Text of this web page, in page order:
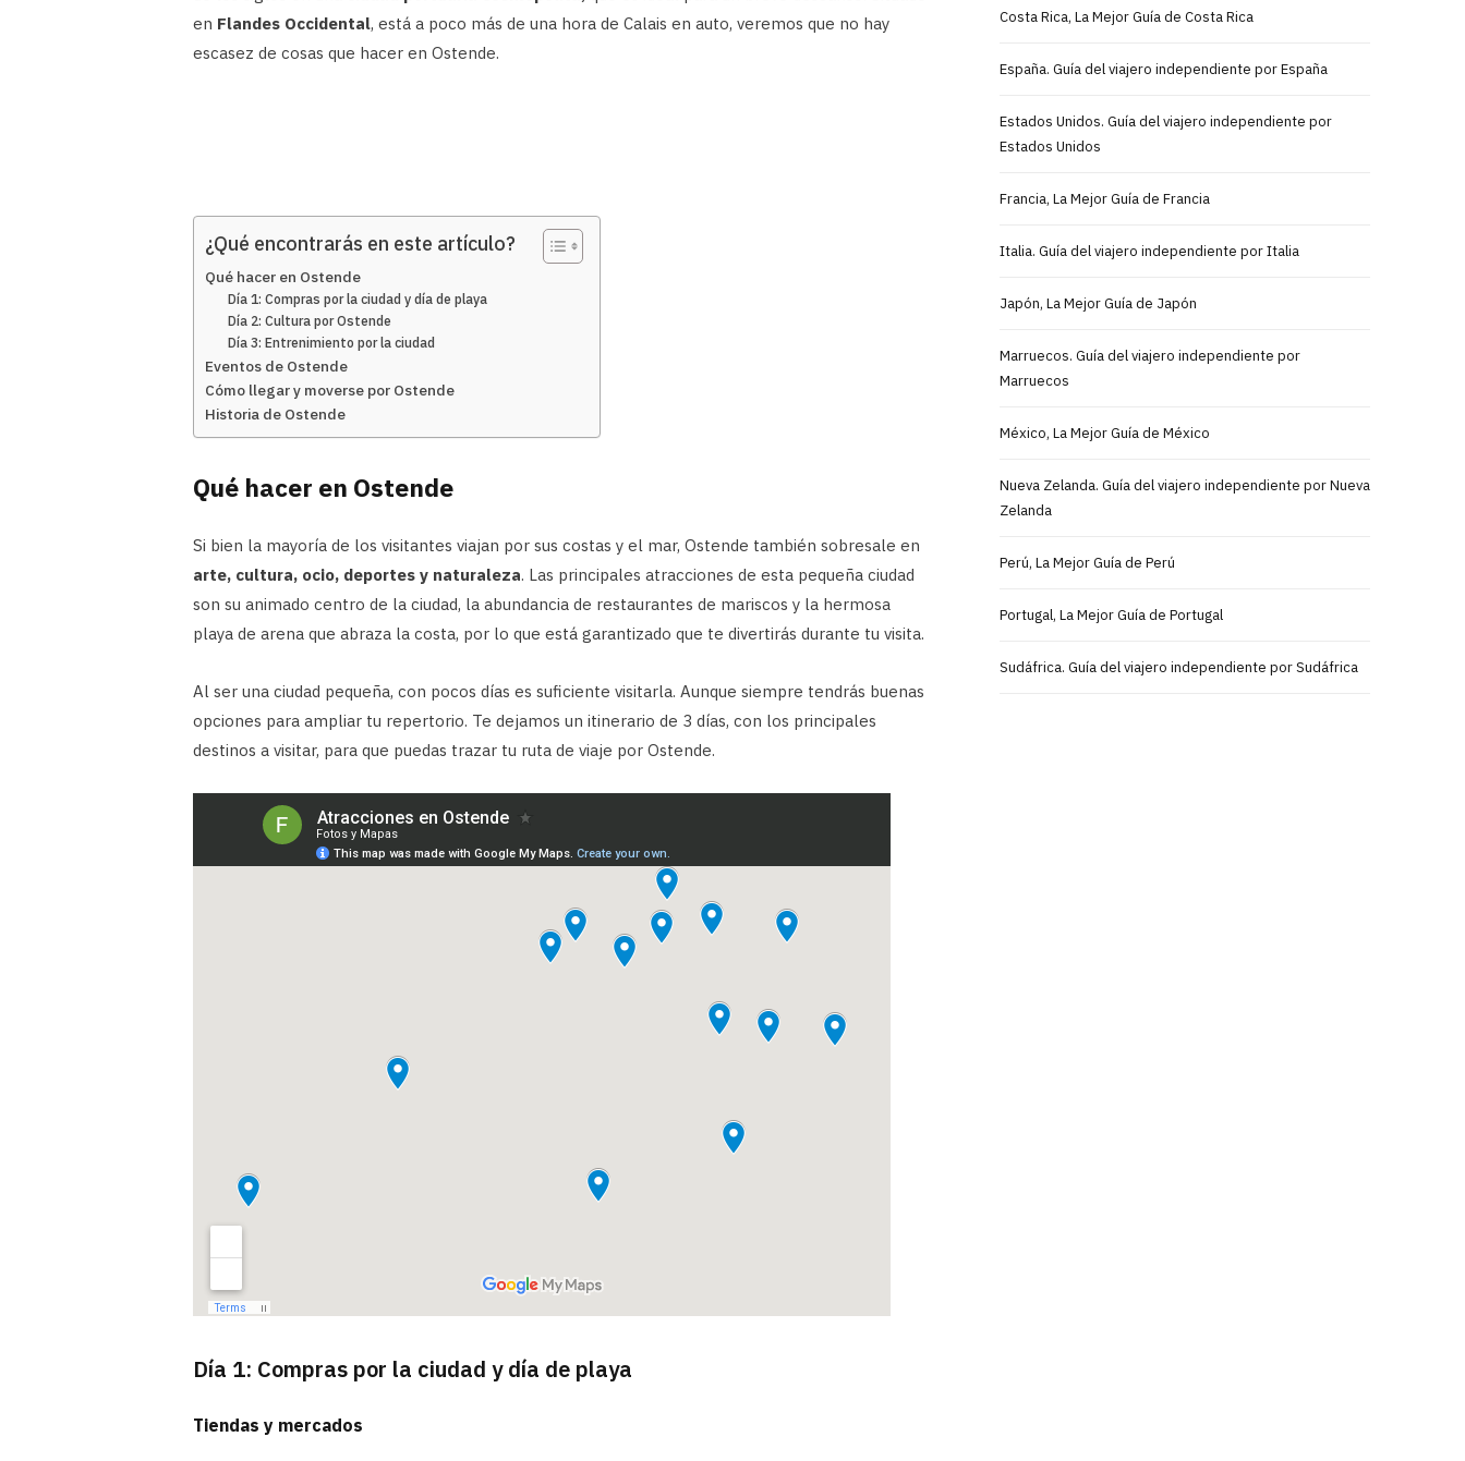
en Flandes Occidental, está a poco más de una hora de Calais en auto, veremos que no hay
escasez de cosas que hacer en Ostende.
¿Qué encontrarás en este artículo?
Qué hacer en Ostende
Día 1: Compras por la ciudad y día de playa
Día 2: Cultura por Ostende
Día 3: Entrenimiento por la ciudad
Eventos de Ostende
Cómo llegar y moverse por Ostende
Historia de Ostende
Qué hacer en Ostende
Si bien la mayoría de los visitantes viajan por sus costas y el mar, Ostende también sobresale en
arte, cultura, ocio, deportes y naturaleza. Las principales atracciones de esta pequeña ciudad
son su animado centro de la ciudad, la abundancia de restaurantes de mariscos y la hermosa
playa de arena que abraza la costa, por lo que está garantizado que te divertirás durante tu visita.
Al ser una ciudad pequeña, con pocos días es suficiente visitarla. Aunque siempre tendrás buenas
opciones para ampliar tu repertorio. Te dejamos un itinerario de 3 días, con los principales
destinos a visitar, para que puedas trazar tu ruta de viaje por Ostende.
Día 1: Compras por la ciudad y día de playa
Tiendas y mercados
Costa Rica, La Mejor Guía de Costa Rica
España. Guía del viajero independiente por España
Estados Unidos. Guía del viajero independiente por
Estados Unidos
Francia, La Mejor Guía de Francia
Italia. Guía del viajero independiente por Italia
Japón, La Mejor Guía de Japón
Marruecos. Guía del viajero independiente por
Marruecos
México, La Mejor Guía de México
Nueva Zelanda. Guía del viajero independiente por Nueva
Zelanda
Perú, La Mejor Guía de Perú
Portugal, La Mejor Guía de Portugal
Sudáfrica. Guía del viajero independiente por Sudáfrica